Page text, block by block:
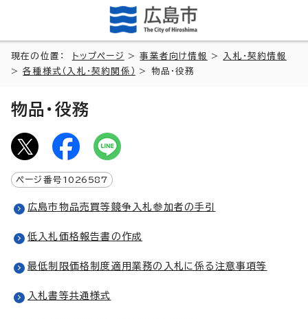
現在の位置： トップページ >事業者向け情報 >
入札・契約情報
>各種様式（入札・契約関係） > 物品・役務
物品・役務
ページ番号 1026587
広島市物品売買等競争入札参加者の手引
低入札価格報告書の作成
最低制限価格制度適用業務の入札に係る注意事項等
入札書等共通様式